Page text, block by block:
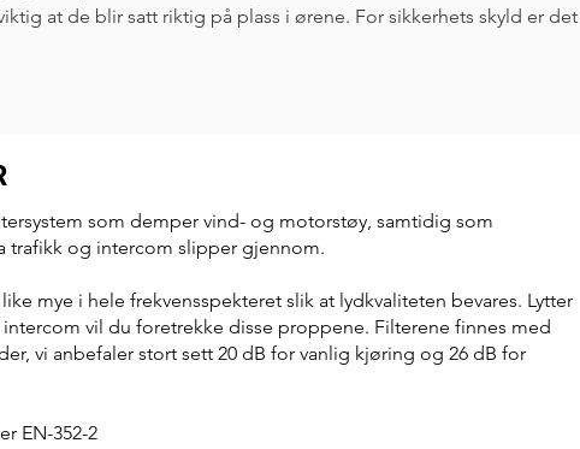
at de blir satt riktig på plass i ørene. For sikkerhets skyld er
som demper vind- og motorstøy, samtidig som
trafikk og intercom slipper gjennom.
mye i hele frekvensspekteret slik at lydkvaliteten bevares. Lytter
vil du foretrekke disse proppene. Filterene finnes med
vi anbefaler stort sett 20 dB for vanlig kjøring og 26 dB for
EN-352-2